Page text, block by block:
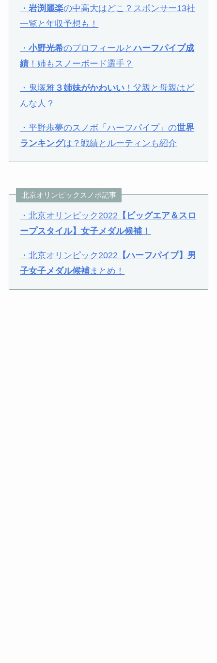
・岩渕麗楽の中高大はどこ？スポンサー13社
一覧と年収予想も！
・小野光希のプロフィールとハーフパイプ成
績 ！姉もスノーボード選手？
・鬼塚雅 ３姉妹がかわいい ！父親と母親はど
んな人？
・平野歩夢のスノボ「ハーフパイプ」の世界
ランキングは？戦績とルーティンも紹介
北京オリンピックスノボ記事
・北京オリンピック2022 【ビッグエア＆スロ
ープスタイル】女子メダル候補！
・北京オリンピック2022 【ハーフパイプ】男
子女子メダル候補まとめ！